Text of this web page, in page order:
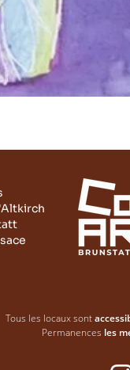
Tous les locaux sont
Permanences les